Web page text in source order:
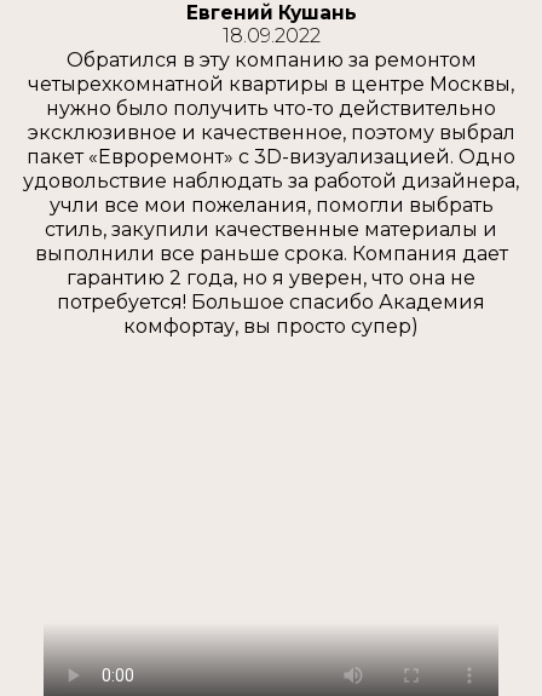
Евгений Кушань
18.09.2022
Обратился в эту компанию за ремонтом
четырехкомнатной квартиры в центре Москвы,
нужно было получить что-то действительно
эксклюзивное и качественное, поэтому выбрал
пакет «Евроремонт» с 3D-визуализацией. Одно
удовольствие наблюдать за работой дизайнера,
учли все мои пожелания, помогли выбрать
стиль, закупили качественные материалы и
выполнили все раньше срока. Компания дает
гарантию 2 года, но я уверен, что она не
потребуется! Большое спасибо Академия
комфортау, вы просто супер)